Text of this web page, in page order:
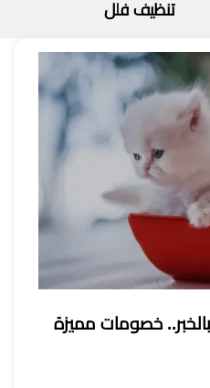
تنظيف فلل
خصومات مميزة